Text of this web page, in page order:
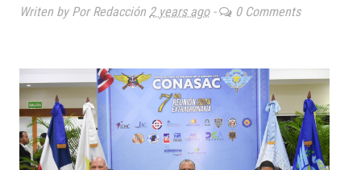
Writen by Por Redacción 2 years ago- 0 Comments